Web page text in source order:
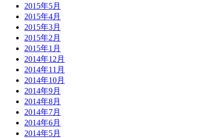
2015年5月
2015年4月
2015年3月
2015年2月
2015年1月
2014年12月
2014年11月
2014年10月
2014年9月
2014年8月
2014年7月
2014年6月
2014年5月